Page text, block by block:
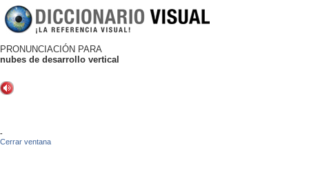
PRONUNCIACIÓN PARA
nubes de desarrollo vertical
-
Cerrar ventana